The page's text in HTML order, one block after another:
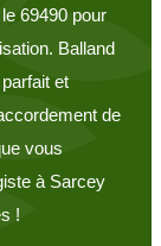
69490 pour
Balland
et
de
vous
à Sarcey
!